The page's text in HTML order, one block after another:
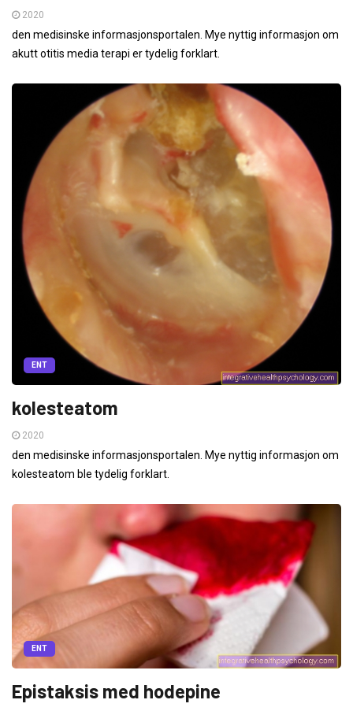
2020
den medisinske informasjonsportalen. Mye nyttig informasjon om
akutt otitis media terapi er tydelig forklart.
ENT
kolesteatom
2020
den medisinske informasjonsportalen. Mye nyttig informasjon om
kolesteatom ble tydelig forklart.
ENT
Epistaksis med hodepine